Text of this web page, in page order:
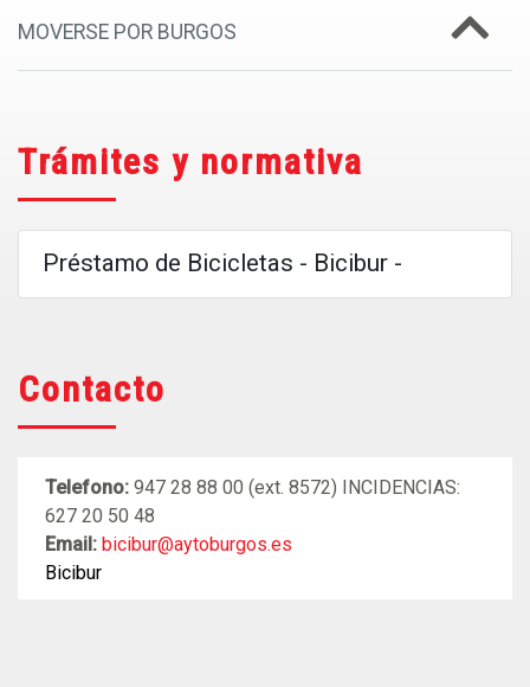
MOVERSE POR BURGOS
Trámites y normativa
Préstamo de Bicicletas - Bicibur -
Contacto
Telefono: 947 28 88 00 (ext. 8572) INCIDENCIAS:
627 20 50 48
Email: bicibur@aytoburgos.es
Bicibur